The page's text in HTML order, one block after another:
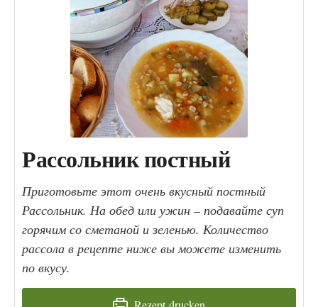
Рассольник постный
Приготовьте этот очень вкусный постный
Рассольник. На обед или ужин – подавайте суп
горячим со сметаной и зеленью. Количество
рассола в рецепте ниже вы можете изменить
по вкусу.